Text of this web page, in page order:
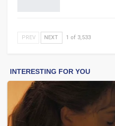
PREV NEXT 1 of 3,533